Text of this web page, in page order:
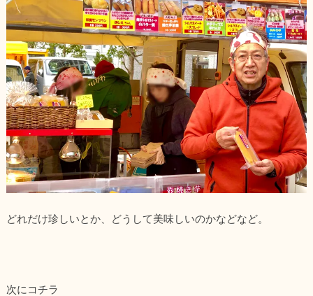
どれだけ珍しいとか、どうして美味しいのかなどなど。
次にコチラ